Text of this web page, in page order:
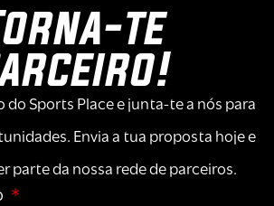
te
do Sports Place e junta-te a nós para
Envia a tua proposta hoje e
parte da nossa rede de parceiros.